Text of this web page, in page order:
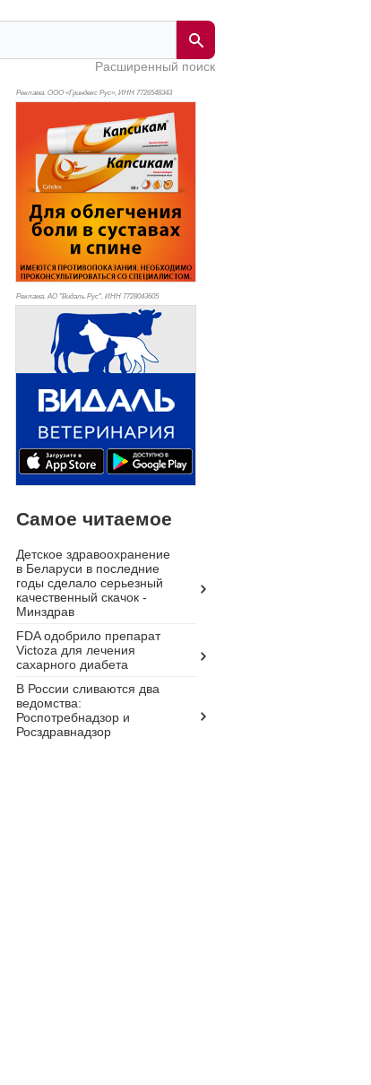
Расширенный поиск
Реклама. ООО «Гриндекс Рус», ИНН 7726548343
Реклама. АО "Видаль Рус", ИНН 7728043605
Самое читаемое
Детское здравоохранение
в Беларуси в последние
годы сделало серьезный
качественный скачок -
Минздрав
FDA одобрило препарат
Victoza для лечения
сахарного диабета
В России сливаются два
ведомства:
Роспотребнадзор и
Росздравнадзор